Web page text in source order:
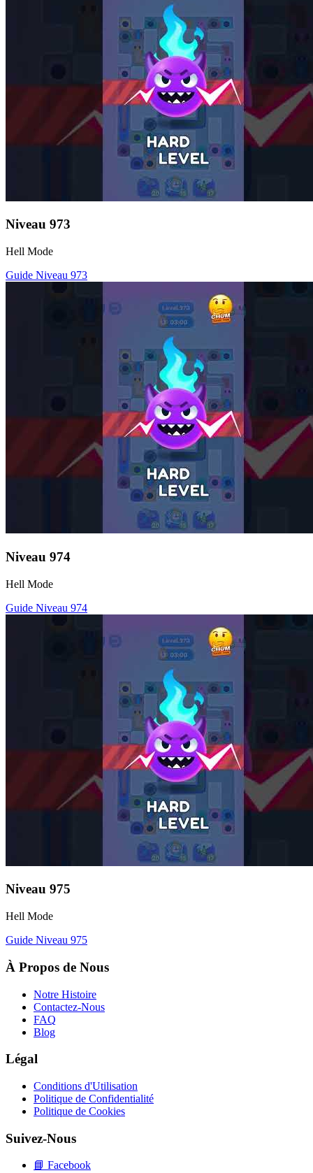
Niveau 973
Hell Mode
Guide Niveau 973
Niveau 974
Hell Mode
Guide Niveau 974
Niveau 975
Hell Mode
Guide Niveau 975
À Propos de Nous
Notre Histoire
Contactez-Nous
FAQ
Blog
Légal
Conditions d'Utilisation
Politique de Confidentialité
Politique de Cookies
Suivez-Nous
📘 Facebook